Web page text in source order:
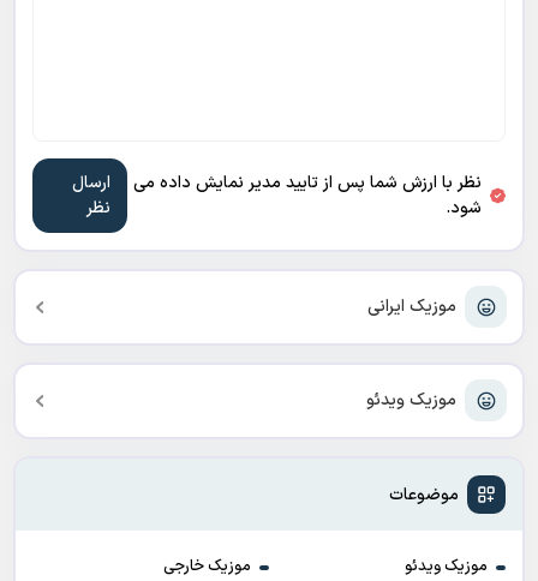
موزیک ایرانی
موزیک ویدئو
موضوعات
موزیک ویدئو
موزیک خارجی
نظر با ارزش شما پس از تایید مدیر نمایش داده می
شود.